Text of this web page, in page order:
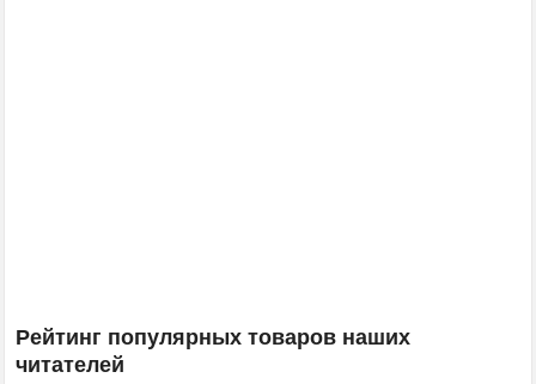
Рейтинг популярных товаров наших
читателей